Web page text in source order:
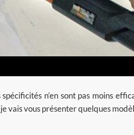
n’en sont pas moins
vais vous présenter quelques